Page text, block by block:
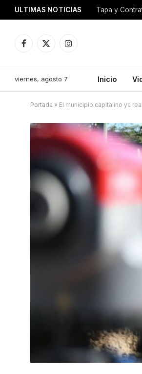
ULTIMAS NOTICIAS Tapa y
Facebook
X
Instagram
viernes, agosto 7 Inicio
Portada » El municipio capitalino ya